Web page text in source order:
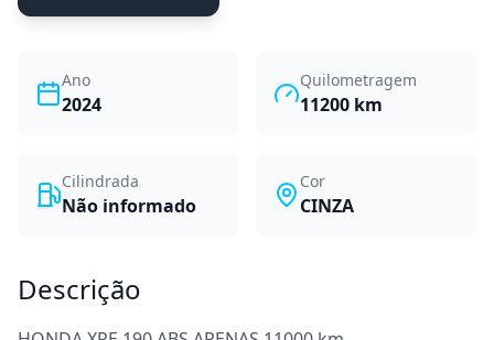
Ano
2024
Quilometragem
11200 km
Cilindrada
Não informado
Cor
CINZA
Descrição